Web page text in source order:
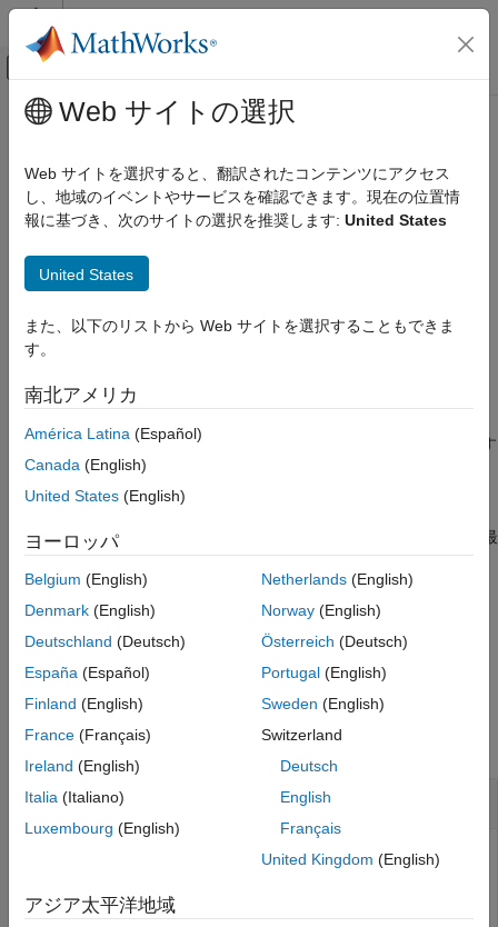
コンテンツへスキップ
オフキャンバス ナビゲーション メ
ドキュメンテーションのホーム
モデル化
信号、状態、パラメーターの設定
Simulink
設計の解析と再モデル化
モデルの変換
固定小数点
fixptbestprec
項目一覧
構文
メインコンテンツ
fixptbestprec
値を固定小数点で表現する際に可能な最高精度の導出
構文
out = fixptbestprec(RealWorldValue,FixPtDataType)
説明
は、RealWorldValueで指定された実際の値を固定小数点で表現す
る際の最高の精度を求めます。固定小数点数のビット数を
TotalBitsで指定し、固定小数点数に符号を付けるかどうかを
けられ、 IsSigned
の場合は数値に符号が付けられません。最
高精度は、outに設定されて返されます。
out = fixptbestprec(RealWorldValue,FixPtDataType)
で指定されたデータ型に基づいて最高の精度を求
例
すべて折りたたむ
例 1
次のコマンドは、実際の値 4/3 を符号付き 8 ビット数を使用
Web サイトの選択
Web サイトを選択すると、翻訳されたコンテンツにアクセス
し、地域のイベントやサービスを確認できます。現在の位置情
報に基づき、次のサイトの選択を推奨します: United States
United States
また、以下のリストから Web サイトを選択することもできま
す。
南北アメリカ
América Latina (Español)
Canada (English)
United States (English)
ヨーロッパ
Belgium (English)
Denmark (English)
Deutschland (Deutsch)
España (Español)
Finland (English)
France (Français)
Ireland (English)
Italia (Italiano)
Luxembourg (English)
Netherlands(English)
Norway(English)
Österreich (Deutsch)
Portugal(English)
Sweden (English)
Switzerland
Deutsch
English
Français
United Kingdom (English)
アジア太平洋地域